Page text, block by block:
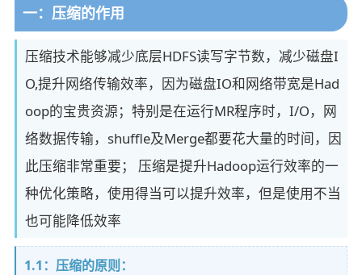
一：压缩的作用
压缩技术能够减少底层HDFS读写字节数，减少磁盘I
O,提升网络传输效率，因为磁盘IO和网络带宽是Had
oop的宝贵资源；特别是在运行MR程序时，I/O，网
络数据传输，shuffle及Merge都要花大量的时间，因
此压缩非常重要； 压缩是提升Hadoop运行效率的一
种优化策略，使用得当可以提升效率，但是使用不当
也可能降低效率
1.1：压缩的原则：